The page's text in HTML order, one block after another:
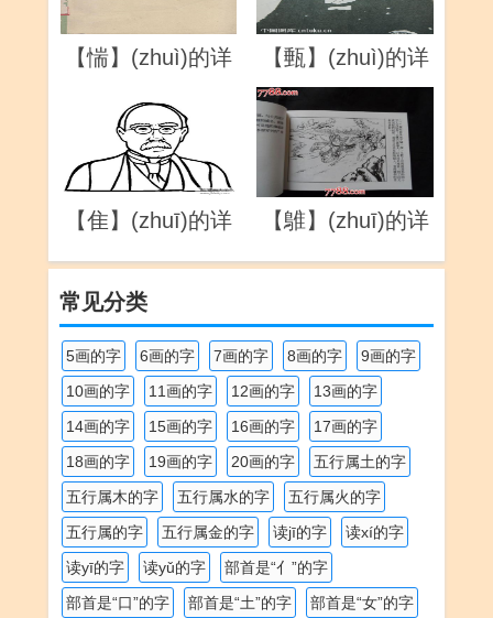
【惴】(zhuì)的详
【甀】(zhuì)的详
解
【隹】(zhuī)的详
【鵻】(zhuī)的详
常见分类
5画的字 6画的字 7画的字 8画的字
9画的字
10画的字
11画的字 12画的字
13画的字
14画的字
15画的字 16画的字
17画的字
18画的字
19画的字 20画的字
五行属土的字
五行属木的字
五行属水的字
五行属火的字
五行属的字
五行属金的字 读jī的字
读xí的字
读yī的字
读yǔ的字
部首是“亻”的字
部首是“口”的字
部首是“土”的字
部首是“女”的字